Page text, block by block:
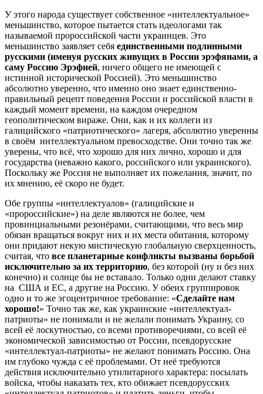
У этого народа существует собственное «интеллектуальное»
меньшинство, которое пытается стать идеологами так
называемой пророссийской части украинцев. Это
меньшинство заявляет себя единственными подлинными
русскими (именуя русских живущих в России эрэфянами, а
саму Россию Эрэфией, ничего общего не имеющей с
истинной исторической Россией). Это меньшинство
абсолютно уверенно, что именно оно знает единственно-
правильный рецепт поведения России и российской власти в
каждый момент времени, на каждом очередном
геополитическом вираже. Они, как и их коллеги из
галицийского «патриотического» лагеря, абсолютно уверенны
в своём интеллектуальном превосходстве. Они точно так же
уверены, что всё, что хорошо для них лично, хорошо и для
государства (неважно какого, российского или украинского).
Поскольку же Россия не выполняет их пожелания, значит, по
их мнению, её скоро не будет.
Обе группы «интеллектуалов» (галицийские и
«пророссийские») на деле являются не более, чем
провинциальными резонёрами, считающими, что весь мир
обязан вращаться вокруг них и их места обитания, которому
они придают некую мистическую глобальную сверхценность,
считая, что все планетарные конфликты вызваны борьбой
исключительно за их территорию, без которой (ну и без них
конечно) и солнце бы не вставало. Только одни делают ставку
на США и ЕС, а другие на Россию. У обеих группировок
одно и то же эгоцентричное требование: «Сделайте нам
хорошо!» Точно так же, как украинские «интеллектуал-
патриоты» не понимали и не желали понимать Украину, со
всей её лоскутностью, со всеми противоречиями, со всей её
экономической зависимостью от России, псевдорусские
«интеллектуал-патриоты» не желают понимать Россию. Она
им глубоко чужда с её проблемами. От неё требуются
действия исключительно утилитарного характера: посылать
войска, чтобы наказать тех, кто обижает псевдорусских